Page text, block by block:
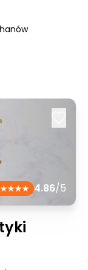
4.86/5